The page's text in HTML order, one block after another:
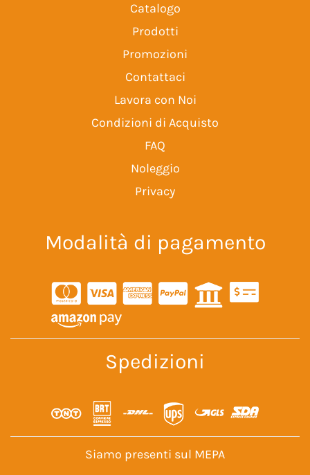
Catalogo
Prodotti
Promozioni
Contattaci
Lavora con Noi
Condizioni di Acquisto
FAQ
Noleggio
Privacy
Modalità di pagamento
Spedizioni
Siamo presenti sul MEPA